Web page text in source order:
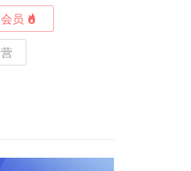
会员